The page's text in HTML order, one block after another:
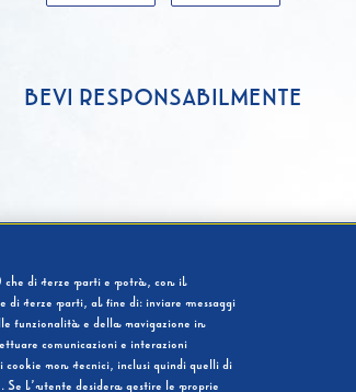
BEVI RESPONSABILMENTE
che di terze parti e potrà, con il
di terze parti, al fine di: inviare messaggi
funzionalità e della navigazione in
comunicazioni e interazioni
non tecnici, inclusi quindi quelli di
Se l’utente desidera gestire le proprie